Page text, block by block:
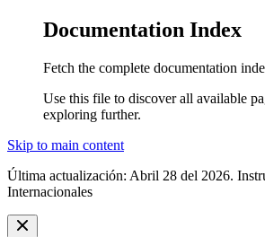
Documentation Index
Fetch the complete documentation
Use this file to discover all available
exploring further.
Skip to main content
Última actualización: Abril 28 del 2026.
Internacionales